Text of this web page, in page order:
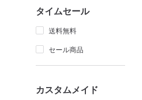
タイムセール
送料無料
セール商品
カスタムメイド